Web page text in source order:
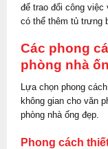
để trao đổi công
có thể thêm tủ trưng
Các phong
phòng nhà
Lựa chọn phong
không gian cho văn
phòng nhà ống đẹp.
Phong cách